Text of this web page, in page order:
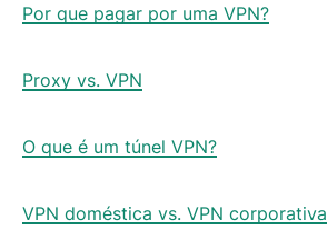
Por que pagar por uma VPN?
Proxy vs. VPN
O que é um túnel VPN?
VPN doméstica vs. VPN corporativa